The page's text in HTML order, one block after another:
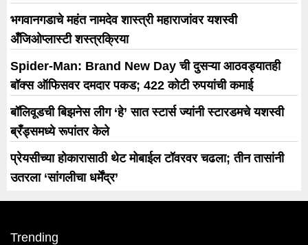
भगवानगडाचे महंत नामदेव शास्त्री महाराजांवर यशस्वी
अँजिओप्लास्टी शस्त्रक्रिया
Spider-Man: Brand New Day ची दुसऱ्या आठवड्यातही
बॉक्स ऑफिसवर दमदार पकड; 422 कोटी रुपयांची कमाई
बॉलिवूडची बिझनेस लीग ‘हे’ सात स्टार्स ज्यांनी स्टारडमचे यशस्वी
ब्रँड्समध्ये रूपांतर केले
प्रेयसीच्या होकारासाठी थेट मोबाईल टॉवरवर चढला; तीन तासांनी
उतरला ‘सांगलीचा धर्मेंद्र’
Trending